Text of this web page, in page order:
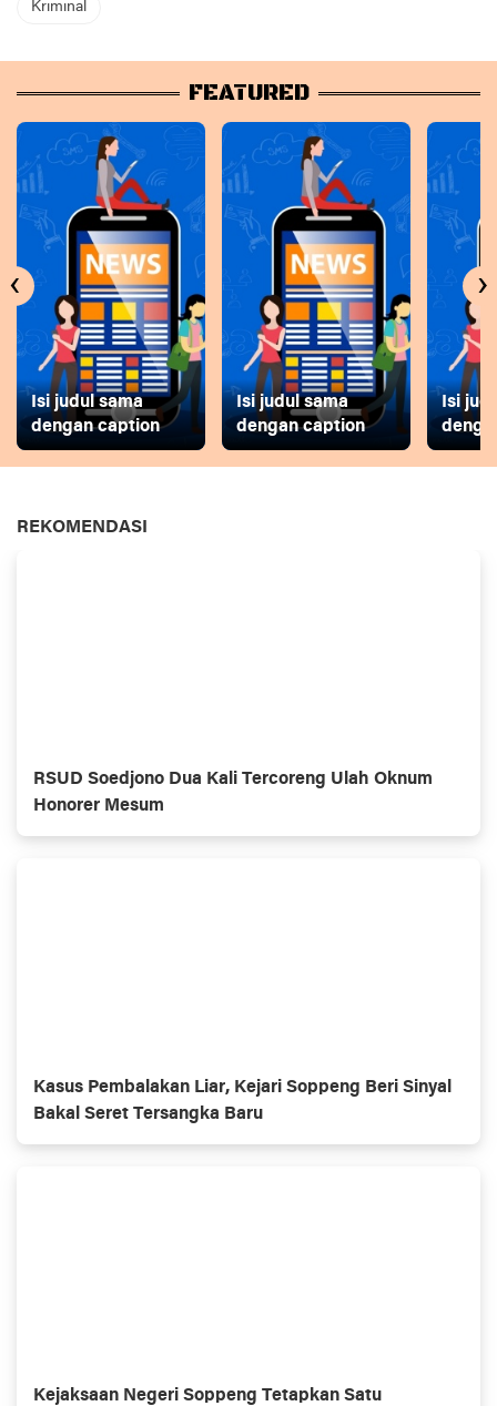
Kriminal
FEATURED
Isi judul sama
dengan caption
Isi judul sama
dengan caption
Isi
‹ ›
REKOMENDASI
RSUD Soedjono Dua Kali Tercoreng Ulah Oknum
Honorer Mesum
Kasus Pembalakan Liar, Kejari Soppeng Beri Sinyal
Bakal Seret Tersangka Baru
Kejaksaan Negeri Soppeng Tetapkan Satu